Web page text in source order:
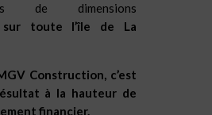
de dimensions
toute l’île de La
Construction, c’est
à la hauteur de
financier.